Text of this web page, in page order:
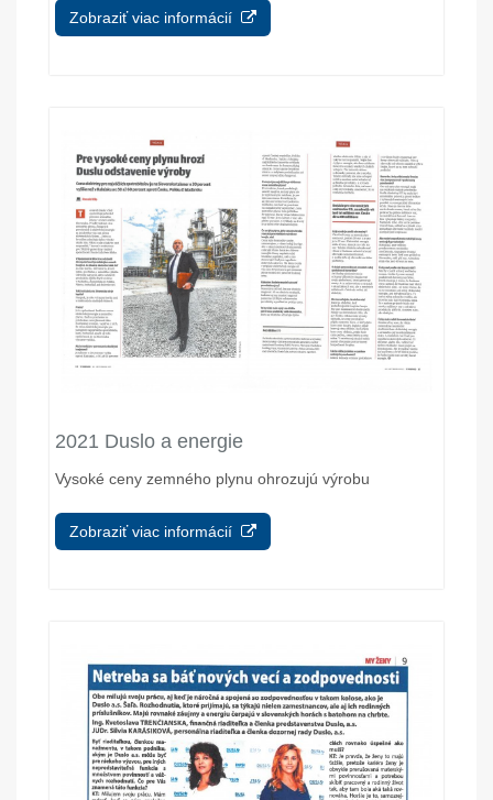
Zobraziť viac informácií
2021 Duslo a energie
Vysoké ceny zemného plynu ohrozujú výrobu
Zobraziť viac informácií